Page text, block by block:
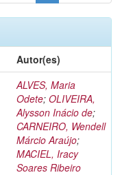
Autor(es)
ALVES, Maria
Odete; OLIVEIRA,
Alysson Inácio de;
CARNEIRO, Wendell
Márcio Araújo;
MACIEL, Iracy
Soares Ribeiro